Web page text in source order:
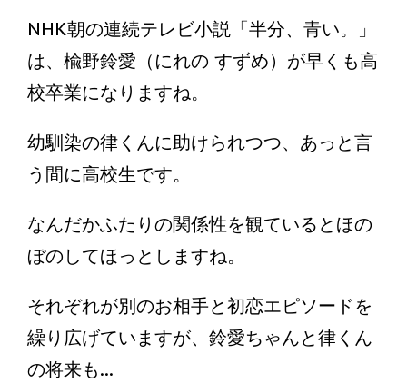
NHK朝の連続テレビ小説「半分、青い。」
は、楡野鈴愛（にれの すずめ）が早くも高
校卒業になりますね。
幼馴染の律くんに助けられつつ、あっと言
う間に高校生です。
なんだかふたりの関係性を観ているとほの
ぼのしてほっとしますね。
それぞれが別のお相手と初恋エピソードを
繰り広げていますが、鈴愛ちゃんと律くん
の将来も...